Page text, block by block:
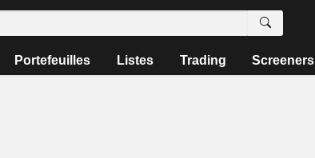
Portefeuilles Listes Trading Screeners